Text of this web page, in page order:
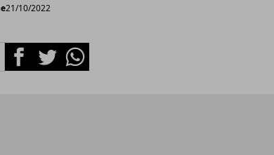
21/10/2022
FacebookTwitterWhatsapp